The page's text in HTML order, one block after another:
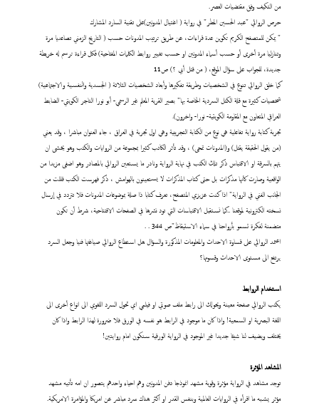
من التكيف وفق مقتضيات العصر.
حرص الروائي "عبد الحسين المطر" في رواية ( اغتيال المدونين)على تقنية السارد المشارك
" يمكن للمتصفح الكريم تكوين عدة قراءات، عن طريق ترتيب المدونات حسب ( التاريخ الزمني تصاعديا مرة
وتنازليا مرة أخرى أو حسب أسماء المدونين او حسب تغيير روابط الكلمات المفتاحية) فكل قراءة ترسم له خريطة
جديدة، للجواب على سؤال الموقع، ( من قتل أبي ؟) ص11
كما خلق الروائي تنوع في الشخصيات وطريقة تفكيرها وأبعاد الشخصيات الثلاثة ( الجسدية والنفسية والاجتماعية)
شخصيات كثيرة مع قلة الكتل السردية الخاصة بها" بصير القرية المعلم غير الرسمي- أبو نورا التاجر الكويتي- الضابط
العراقي المتعاون مع المقاومة الكويتية- نورا- واخرون).
تجربة كتابة رواية تفاعلية هي نوع من الكتابة التجريبية وهي اول تجربة في العراق ، جاء العنوان مباشرا ، وقد يعني
(من يقول الحقيقة يقتل) و(المدونات تمحى) ، وقد تأثر الكاتب كثيرا بمجموعة من الروايات والكتب وهو يخشى ان
يتهم بالسرقة او الاقتباس ذكر تلك الكتب في نهاية الرواية ونادر ما يستعين الروائي بالمصادر وهو اضفى مزيدا من
الواقعية وصارت كأنها مذكرات بل حتى كتاب المذكرات لا يستعينون بالهوامش ، ذكر فهرست الكتب قللت من
الجانب الفني في الرواية" اذا كنت عزيزي المتصفح، تعرف كتابا ذا صلة بموضوعات المدونات فلا تتردد في إرسال
نسخته الكترونية لموقعنا ..كما نستقبل الاقتباسات التي تود نشرها في الصفحات الافتتاحية، شرط أن تكون
متضمنة لفكرة تسمو بأرواحنا في سماء الاستيقاظ"ص 344 . .
اعتمد الروائي على قساوة الاحداث والمعلومات المذكورة والسؤال هل استطاع الروائي صياغتها فنيا وجعل السرد
يرتفع الى مستوى الاحداث وقسوتها؟
استخدام الروابط
يكتب الروائي صفحة معينة ويحولك الى رابط ملف صوتي او فيلمي اي تحول السرد اللغوي الى انواع أخرى الى
اللغة البصرية او السمعية! واذا كان ما موجود في الرابط هو نفسه في الورق فلا ضرورة لهذا الرابط واذا كان
يختلف ويضيف لنا شيئا جديدا غير الموجود في الرواية الورقية سنكون امام روايتين!
المشاهد المؤثرة
توجد مشاهد في الرواية مؤثرة وقوية مشهد انموذجا دفن المدونين وهم احياء واحدهم يتصور ان امه تأتيه مشهد
مؤثر يشبه ما اقرأه في الروايات العالمية وبنفس القدر او اكثر هناك سرد مباشر عن امريكا والمؤامرة الامريكية.